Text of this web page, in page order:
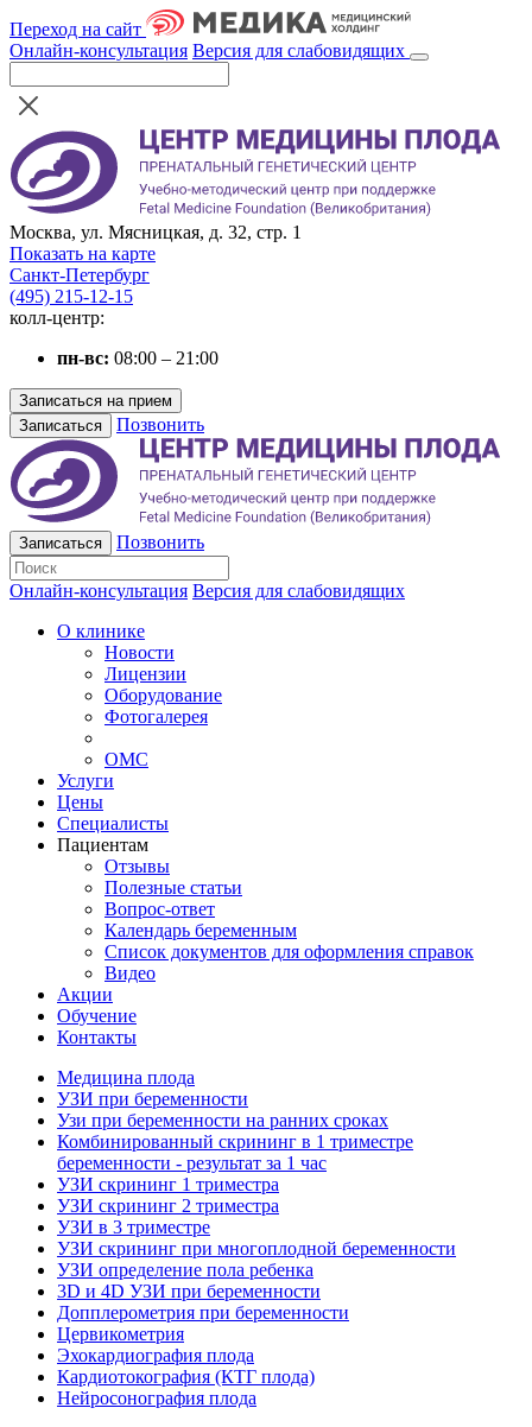
Переход на сайт
Онлайн-консультация Версия для слабовидящих
Москва, ул. Мясницкая, д. 32, стр. 1
Показать на карте
Санкт-Петербург
(495) 215-12-15
колл-центр:
пн-вс: 08:00 – 21:00
Записаться на прием
Записаться
Позвонить
Записаться Позвонить
Онлайн-консультация Версия для слабовидящих
О клинике
Новости
Лицензии
Оборудование
Фотогалерея
ОМС
Услуги
Цены
Специалисты
Пациентам
Отзывы
Полезные статьи
Вопрос-ответ
Календарь беременным
Список документов для оформления справок
Видео
Акции
Обучение
Контакты
Медицина плода
УЗИ при беременности
Узи при беременности на ранних сроках
Комбинированный скрининг в 1 триместре
беременности - результат за 1 час
УЗИ скрининг 1 триместра
УЗИ скрининг 2 триместра
УЗИ в 3 триместре
УЗИ скрининг при многоплодной беременности
УЗИ определение пола ребенка
3D и 4D УЗИ при беременности
Допплерометрия при беременности
Цервикометрия
Эхокардиография плода
Кардиотокография (КТГ плода)
Нейросонография плода